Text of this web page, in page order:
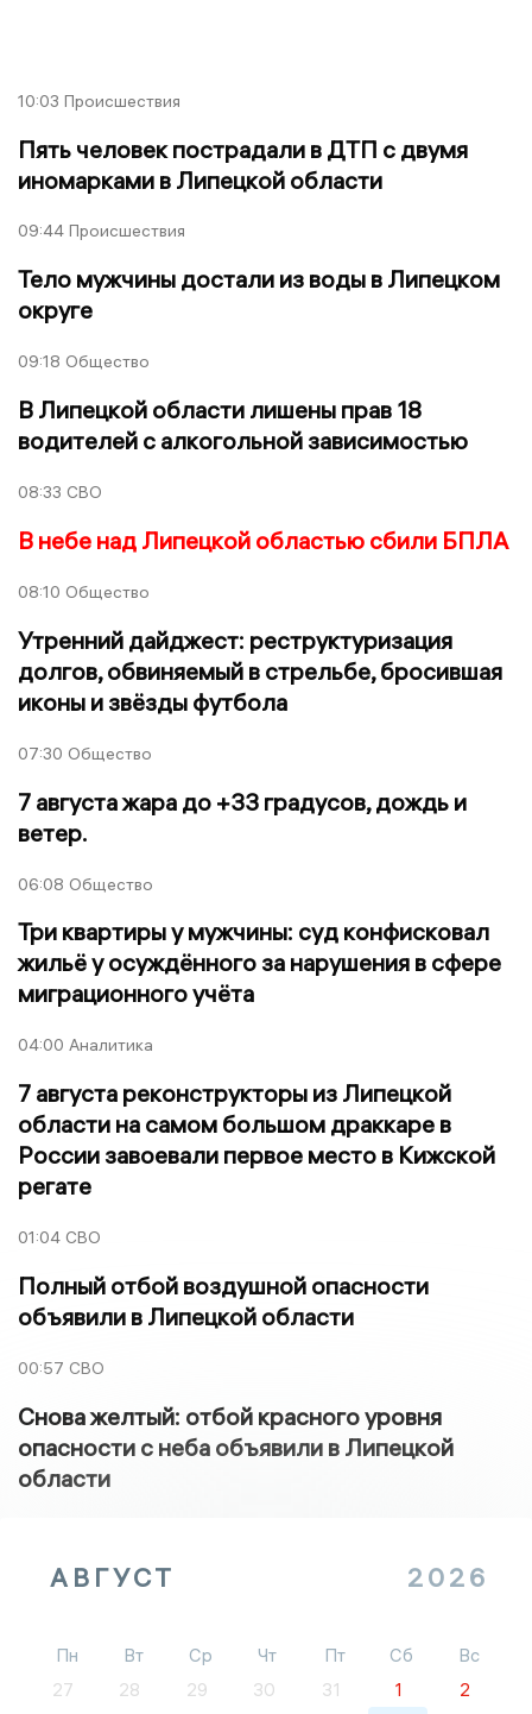
10:03 Происшествия
Пять человек пострадали в ДТП с двумя
иномарками в Липецкой области
09:44 Происшествия
Тело мужчины достали из воды в Липецком
округе
09:18 Общество
В Липецкой области лишены прав 18
водителей с алкогольной зависимостью
08:33 СВО
В небе над Липецкой областью сбили БПЛА
08:10 Общество
Утренний дайджест: реструктуризация
долгов, обвиняемый в стрельбе, бросившая
иконы и звёзды футбола
07:30 Общество
7 августа жара до +33 градусов, дождь и
ветер.
06:08 Общество
Три квартиры у мужчины: суд конфисковал
жильё у осуждённого за нарушения в сфере
миграционного учёта
04:00 Аналитика
7 августа реконструкторы из Липецкой
области на самом большом драккаре в
России завоевали первое место в Кижской
регате
01:04 СВО
Полный отбой воздушной опасности
объявили в Липецкой области
00:57 СВО
Снова желтый: отбой красного уровня
опасности с неба объявили в Липецкой
области
АВГУСТ 2026
Пн Вт Ср Чт Пт Сб
Вс
27
28 29 30 31 1
2